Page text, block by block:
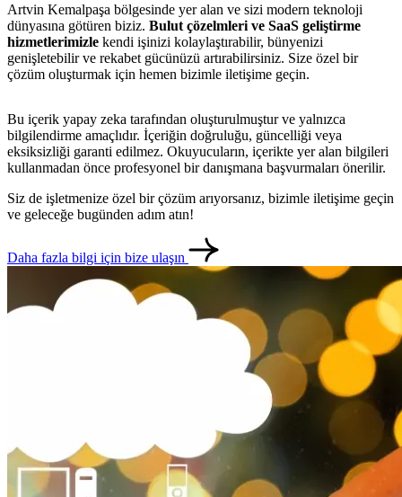
English
Artvin Kemalpaşa bölgesinde yer alan ve sizi modern teknoloji
dünyasına götüren biziz. Bulut çözelmleri ve SaaS geliştirme
hizmetlerimizle kendi işinizi kolaylaştırabilir, bünyenizi
genişletebilir ve rekabet gücünüzü artırabilirsiniz. Size özel bir
çözüm oluşturmak için hemen bizimle iletişime geçin.
Bu içerik yapay zeka tarafından oluşturulmuştur ve yalnızca
bilgilendirme amaçlıdır. İçeriğin doğruluğu, güncelliği veya
eksiksizliği garanti edilmez. Okuyucuların, içerikte yer alan bilgileri
kullanmadan önce profesyonel bir danışmana başvurmaları önerilir.
Siz de işletmenize özel bir çözüm arıyorsanız, bizimle iletişime geçin
ve geleceğe bugünden adım atın!
Daha fazla bilgi için bize ulaşın